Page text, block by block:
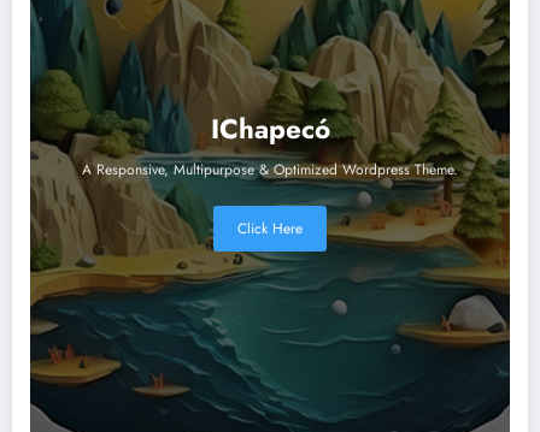
IChapecó
A Responsive, Multipurpose & Optimized Wordpress Theme.
Click Here